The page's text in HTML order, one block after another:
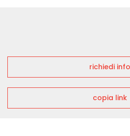
richiedi info
copia link